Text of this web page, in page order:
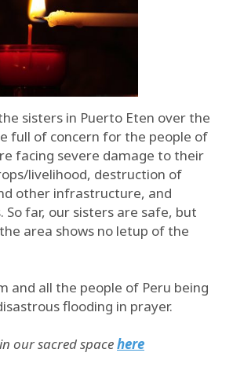
sisters in Puerto Eten over the
full of concern for the people of
facing severe damage to their
livelihood, destruction of
other infrastructure, and
So far, our sisters are safe, but
area shows no letup of the
and all the people of Peru being
flooding in prayer.
our sacred spacehere